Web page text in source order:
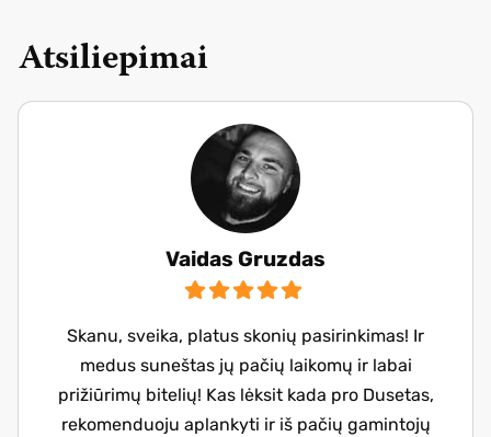
Atsiliepimai
Vaidas Gruzdas
Skanu, sveika, platus skonių pasirinkimas! Ir
medus suneštas jų pačių laikomų ir labai
prižiūrimų bitelių! Kas lėksit kada pro Dusetas,
rekomenduoju aplankyti ir iš pačių gamintojų